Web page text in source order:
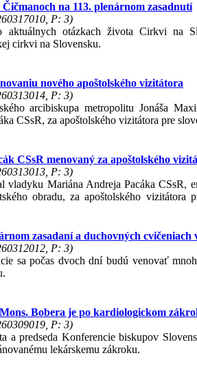
na 113. plenárnom zasadnutí
P: 3)
otázkach života Cirkvi na
cirkvi na Slovensku.
nového apoštolského vizitátora
P: 3)
arcibiskupa metropolitu Jonáša
CSsR, za apoštolského vizitátora pre
CSsR menovaný za apoštolského
P: 3)
Mariána Andreja Pacáka CSsR,
obradu, za apoštolského
zasadaní a duchovných cvičeniach
P: 3)
sa počas dvoch dní budú venovať
Bobera je po kardiologickom
P: 3)
a predseda Konferencie biskupov
lekárskemu zákroku.